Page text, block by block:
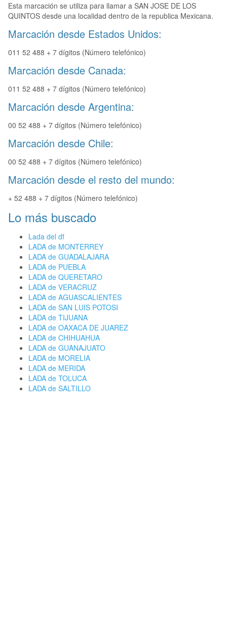
Esta marcación se utiliza para llamar a SAN JOSE DE LOS
QUINTOS desde una localidad dentro de la republica Mexicana.
Marcación desde Estados Unidos:
011 52 488 + 7 dígitos (Número telefónico)
Marcación desde Canada:
011 52 488 + 7 dígitos (Número telefónico)
Marcación desde Argentina:
00 52 488 + 7 dígitos (Número telefónico)
Marcación desde Chile:
00 52 488 + 7 dígitos (Número telefónico)
Marcación desde el resto del mundo:
+ 52 488 + 7 dígitos (Número telefónico)
Lo más buscado
Lada del df
LADA de MONTERREY
LADA de GUADALAJARA
LADA de PUEBLA
LADA de QUERETARO
LADA de VERACRUZ
LADA de AGUASCALIENTES
LADA de SAN LUIS POTOSI
LADA de TIJUANA
LADA de OAXACA DE JUAREZ
LADA de CHIHUAHUA
LADA de GUANAJUATO
LADA de MORELIA
LADA de MERIDA
LADA de TOLUCA
LADA de SALTILLO